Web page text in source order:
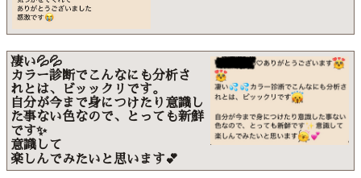
凄い💦💦
カラー診断でこんなにも分析さ
れとは、ビッックリです。
自分が今まで身につけたり意識し
た事ない色なので、とっても新鮮
です✨
意識して
楽しんでみたいと思います💕